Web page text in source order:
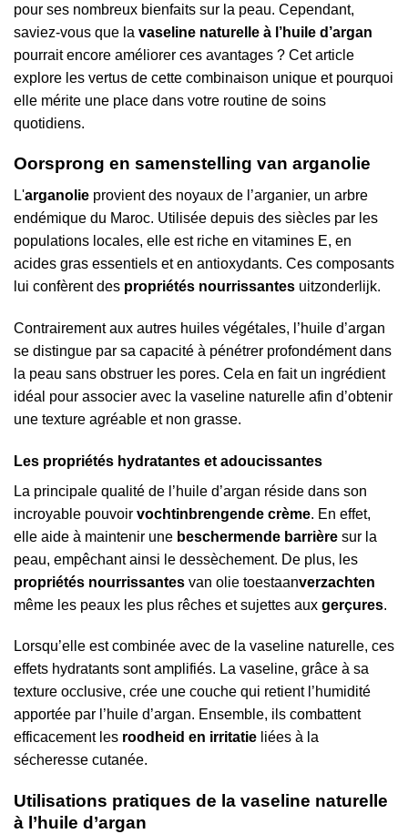
pour ses nombreux bienfaits sur la peau. Cependant,
saviez-vous que la vaseline naturelle à l’huile d’argan
pourrait encore améliorer ces avantages ? Cet article
explore les vertus de cette combinaison unique et pourquoi
elle mérite une place dans votre routine de soins
quotidiens.
Oorsprong en samenstelling van arganolie
L'arganolie provient des noyaux de l’arganier, un arbre
endémique du Maroc. Utilisée depuis des siècles par les
populations locales, elle est riche en vitamines E, en
acides gras essentiels et en antioxydants. Ces composants
lui confèrent des propriétés nourrissantes uitzonderlijk.
Contrairement aux autres huiles végétales, l’huile d’argan
se distingue par sa capacité à pénétrer profondément dans
la peau sans obstruer les pores. Cela en fait un ingrédient
idéal pour associer avec la vaseline naturelle afin d’obtenir
une texture agréable et non grasse.
Les propriétés hydratantes et adoucissantes
La principale qualité de l’huile d’argan réside dans son
incroyable pouvoir vochtinbrengende crème. En effet,
elle aide à maintenir une beschermende barrière sur la
peau, empêchant ainsi le dessèchement. De plus, les
propriétés nourrissantes van olie toestaanverzachten
même les peaux les plus rêches et sujettes aux gerçures.
Lorsqu’elle est combinée avec de la vaseline naturelle, ces
effets hydratants sont amplifiés. La vaseline, grâce à sa
texture occlusive, crée une couche qui retient l’humidité
apportée par l’huile d’argan. Ensemble, ils combattent
efficacement les roodheid en irritatie liées à la
sécheresse cutanée.
Utilisations pratiques de la vaseline naturelle
à l’huile d’argan